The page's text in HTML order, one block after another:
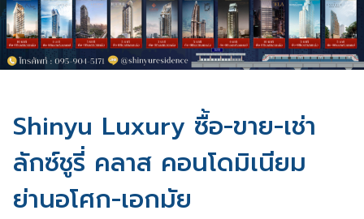
Shinyu Luxury ซื้อ-ขาย-เช่า
ลักซ์ชูรี่ คลาส คอนโดมิเนียม
ย่านอโศก-เอกมัย